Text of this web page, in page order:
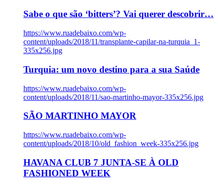
Sabe o que são ‘bitters’? Vai querer descobrir…
https://www.ruadebaixo.com/wp-
content/uploads/2018/11/transplante-capilar-na-turquia_1-
335x256.jpg
Turquia: um novo destino para a sua Saúde
https://www.ruadebaixo.com/wp-
content/uploads/2018/11/sao-martinho-mayor-335x256.jpg
SÃO MARTINHO MAYOR
https://www.ruadebaixo.com/wp-
content/uploads/2018/10/old_fashion_week-335x256.jpg
HAVANA CLUB 7 JUNTA-SE À OLD
FASHIONED WEEK